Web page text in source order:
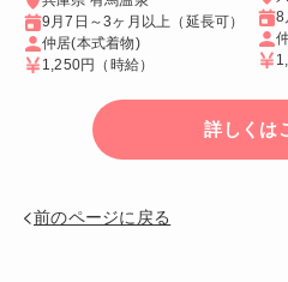
9月7日～3ヶ月以上（延長可）
仲居(本式着物)
1,250円
（時給）
8
詳しくは
前のページに戻る